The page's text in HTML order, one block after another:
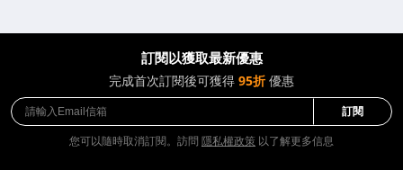
訂閱以獲取最新優惠
完成首次訂閱後可獲得 95折優惠
訂閱
您可以隨時取消訂閱。訪問 隱私權政策 以了解更多信息